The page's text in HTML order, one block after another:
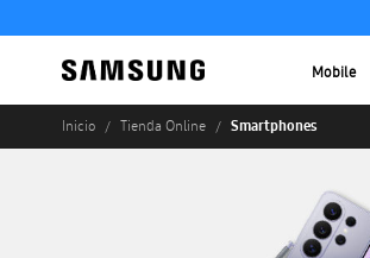
Mobile
Inicio Tienda Online Smartphones